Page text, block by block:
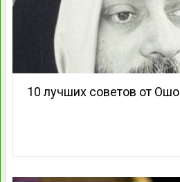
10 лучших советов от Ошо